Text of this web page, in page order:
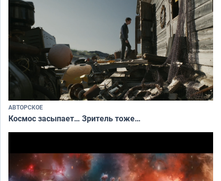
АВТОРСКОЕ
Космос засыпает… Зритель тоже…